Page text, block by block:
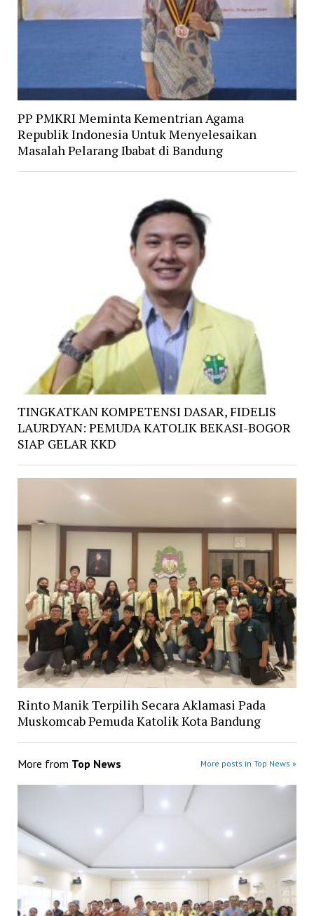
PP PMKRI Meminta Kementrian Agama
Republik Indonesia Untuk Menyelesaikan
Masalah Pelarang Ibabat di Bandung
TINGKATKAN KOMPETENSI DASAR, FIDELIS
LAURDYAN: PEMUDA KATOLIK BEKASI-BOGOR
SIAP GELAR KKD
Rinto Manik Terpilih Secara Aklamasi Pada
Muskomcab Pemuda Katolik Kota Bandung
More from Top News More posts in Top News »